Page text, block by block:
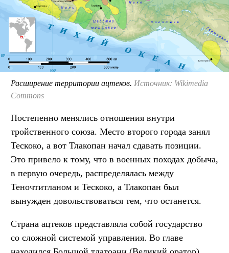
Расширение территории ацтеков. Источник: Wikimedia
Commons
Постепенно менялись отношения внутри
тройственного союза. Место второго города занял
Тескоко, а вот Тлакопан начал сдавать позиции.
Это привело к тому, что в военных походах добыча,
в первую очередь, распределялась между
Теночтитланом и Тескоко, а Тлакопан был
вынужден довольствоваться тем, что останется.
Страна ацтеков представляла собой государство
со сложной системой управления. Во главе